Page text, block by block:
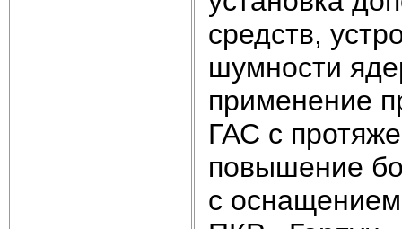
средств,
шумности
применение
ГАС с
повышение
с